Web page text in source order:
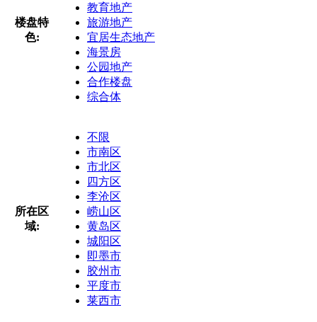
楼盘特
色:
教育地产
旅游地产
宜居生态地产
海景房
公园地产
合作楼盘
综合体
所在区
域:
不限
市南区
市北区
四方区
李沧区
崂山区
黄岛区
城阳区
即墨市
胶州市
平度市
莱西市